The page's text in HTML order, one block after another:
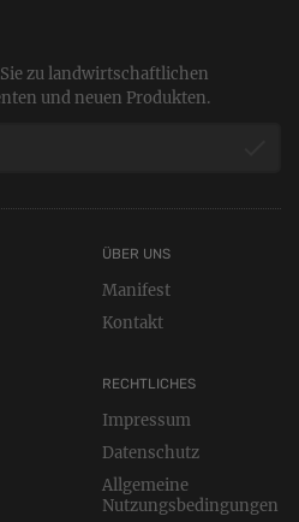
zu landwirtschaftlichen
und neuen Produkten.
RECHTLICHES
Impressum
Datenschutz
Allgemeine
Nutzungsbedingungen
ÜBER UNS
Manifest
Kontakt